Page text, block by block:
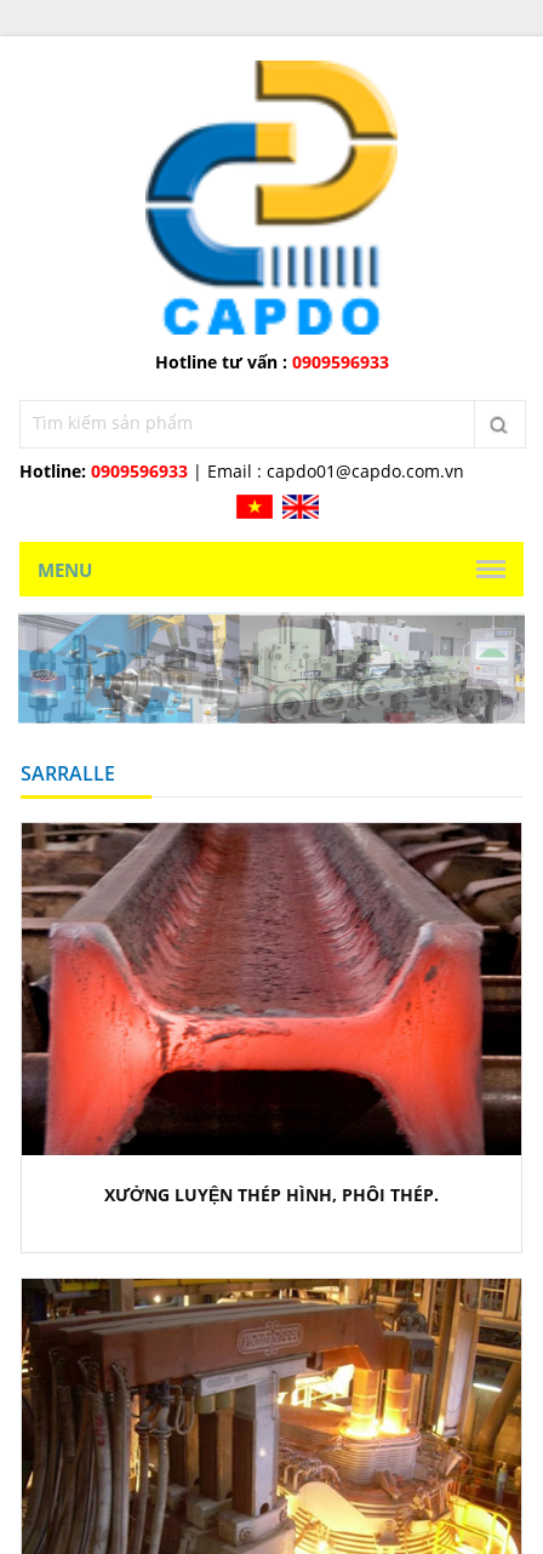
Hotline tư vấn : 0909596933
Hotline: 0909596933 | Email : capdo01@capdo.com.vn
MENU
SARRALLE
XƯỞNG LUYỆN THÉP HÌNH, PHÔI THÉP.